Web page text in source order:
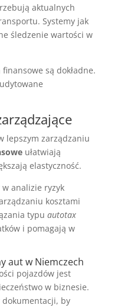
aktualnych
Systemy jak
śledzenie wartości w
są dokładne.
lepszym zarządzaniu
ułatwiają
elastyczność.
analizie ryzyk
kosztami
typu autotax
i pomagają w
aut w Niemczech
pojazdów jest
w biznesie.
dokumentacji, by